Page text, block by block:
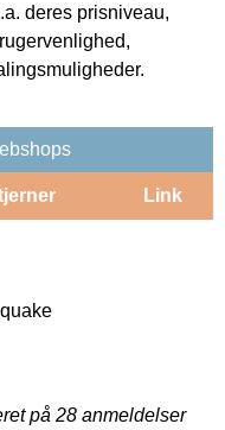
deres prisniveau,
Link
på 28 anmeldelser